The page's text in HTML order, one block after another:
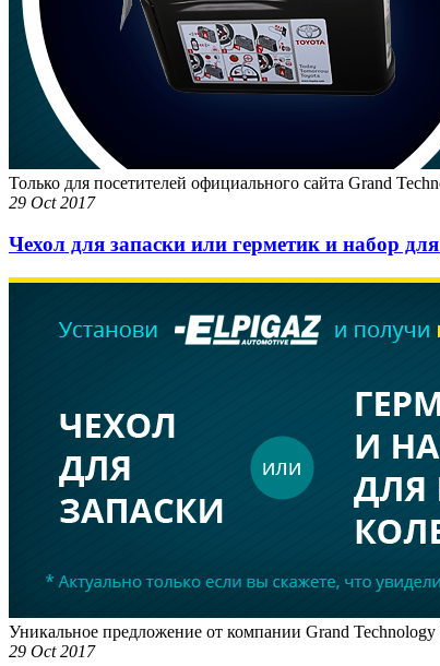
Только для посетителей официального сайта Grand
29 Oct 2017
Чехол для запаски или герметик и набор
Уникальное предложение от компании Grand Technology
29 Oct 2017